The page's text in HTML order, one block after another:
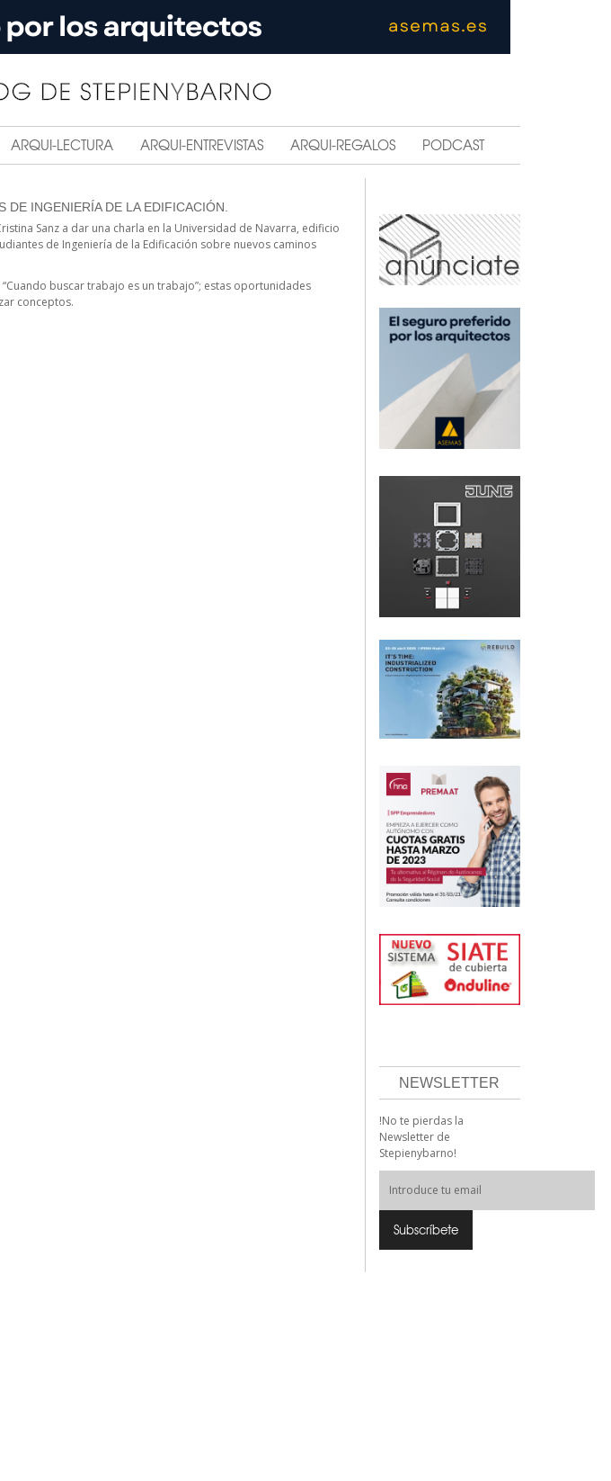
ARQUI-LECTURA ARQUI-ENTREVISTAS ARQUI-REGALOS PODCAST
DE INGENIERÍA DE LA EDIFICACIÓN.
Sanz a dar una charla en la Universidad de Navarra, edificio
de Ingeniería de la Edificación sobre nuevos caminos
buscar trabajo es un trabajo”; estas oportunidades
conceptos.
NEWSLETTER
!No te pierdas la
Newsletter de
Stepienybarno!